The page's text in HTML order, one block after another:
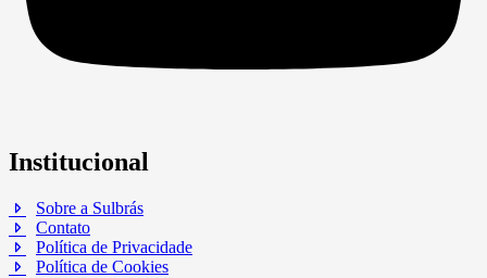
Institucional
Sobre a Sulbrás
Contato
Política de Privacidade
Política de Cookies